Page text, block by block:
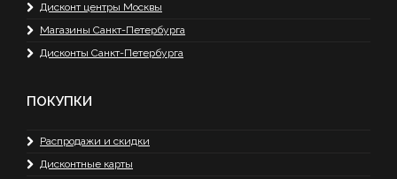
Дисконт центры Москвы
Магазины Санкт-Петербурга
Дисконты Санкт-Петербурга
ПОКУПКИ
Распродажи и скидки
Дисконтные карты